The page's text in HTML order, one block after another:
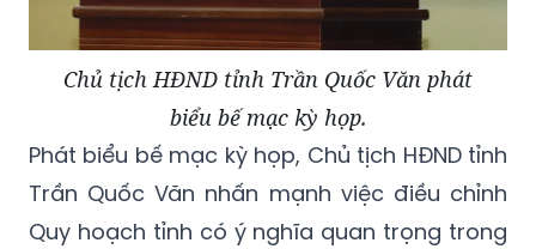
Chủ tịch HĐND tỉnh Trần Quốc Văn phát
biểu bế mạc kỳ họp.
Phát biểu bế mạc kỳ họp, Chủ tịch HĐND tỉnh
Trần Quốc Văn nhấn mạnh việc điều chỉnh
Quy hoạch tỉnh có ý nghĩa quan trọng trong